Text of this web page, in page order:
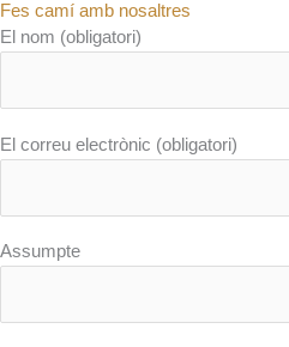
Fes camí amb nosaltres
El nom (obligatori)
El correu electrònic (obligatori)
Assumpte